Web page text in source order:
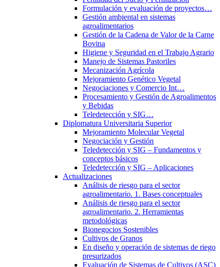
Formulación y evaluación de proyectos…
Gestión ambiental en sistemas
agroalimentarios
Gestión de la Cadena de Valor de la Carne
Bovina
Higiene y Seguridad en el Trabajo Agrario
Manejo de Sistemas Pastoriles
Mecanización Agrícola
Mejoramiento Genético Vegetal
Negociaciones y Comercio Int…
Procesamiento y Gestión de Agroalimentos
y Bebidas
Teledetección y SIG…
Diplomatura Universitaria Superior
Mejoramiento Molecular Vegetal
Negociación y Gestión
Teledetección y SIG – Fundamentos y
conceptos básicos
Teledetección y SIG – Aplicaciones
Actualizaciones
Análisis de riesgo para el sector
agroalimentario. 1. Bases conceptuales
Análisis de riesgo para el sector
agroalimentario. 2. Herramientas
metodológicas
Bionegocios Sostenibles
Cultivos de Granos
En diseño y operación de sistemas de riego
presurizados
Evaluación de Sistemas de Cultivos (ASC)